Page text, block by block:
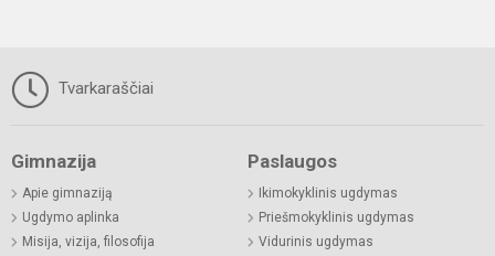
Tvarkaraščiai
Gimnazija
Apie gimnaziją
Ugdymo aplinka
Misija, vizija, filosofija
Paslaugos
Ikimokyklinis ugdymas
Priešmokyklinis ugdymas
Vidurinis ugdymas